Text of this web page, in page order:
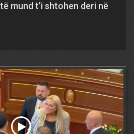
mund t’i shtohen deri në